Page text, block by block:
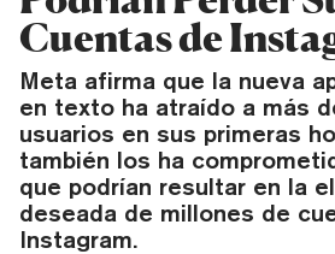
Cuentas de
Meta afirma que la nueva
en texto ha atraído a más
usuarios en sus primeras
también los ha
que podrían resultar en la
deseada de millones de
Instagram.